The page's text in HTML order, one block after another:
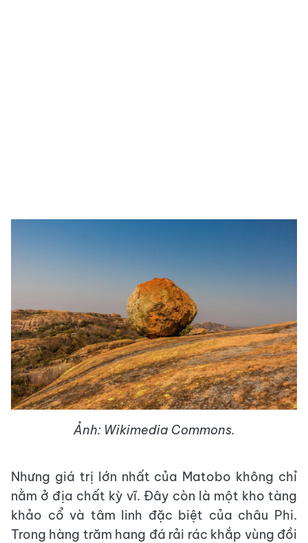
Ảnh: Wikimedia Commons.
Nhưng giá trị lớn nhất của Matobo không chỉ
nằm ở địa chất kỳ vĩ. Đây còn là một kho tàng
khảo cổ và tâm linh đặc biệt của châu Phi.
Trong hàng trăm hang đá rải rác khắp vùng đồi